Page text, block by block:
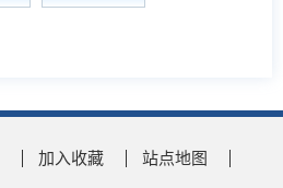
加入收藏
站点地图